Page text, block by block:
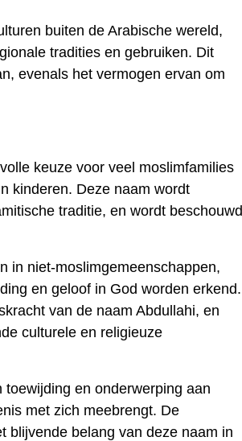
buiten de Arabische wereld,
tradities en gebruiken. Dit
evenals het vermogen ervan om
keuze voor veel moslimfamilies
kinderen. Deze naam wordt
traditie, en wordt beschouwd
in niet-moslimgemeenschappen,
en geloof in God worden erkend.
van de naam Abdullahi, en
culturele en religieuze
en onderwerping aan
met zich meebrengt. De
blijvende belang van deze naam in